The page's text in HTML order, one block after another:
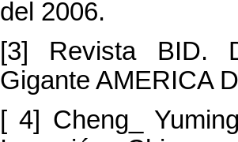
del 2006.
[3] Revista BID.
Gigante AMERICA
[ 4] Cheng_